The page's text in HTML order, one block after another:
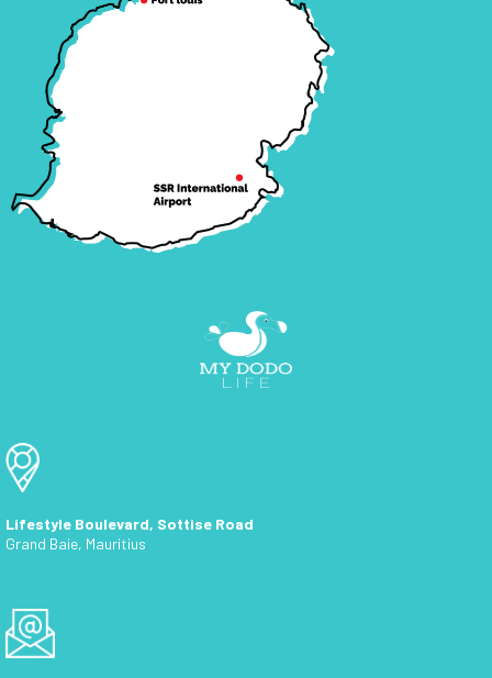
Lifestyle Boulevard, Sottise Road
Grand Baie, Mauritius